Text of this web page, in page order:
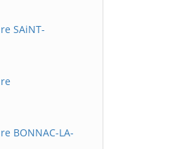
SAiNT-
BONNAC-LA-